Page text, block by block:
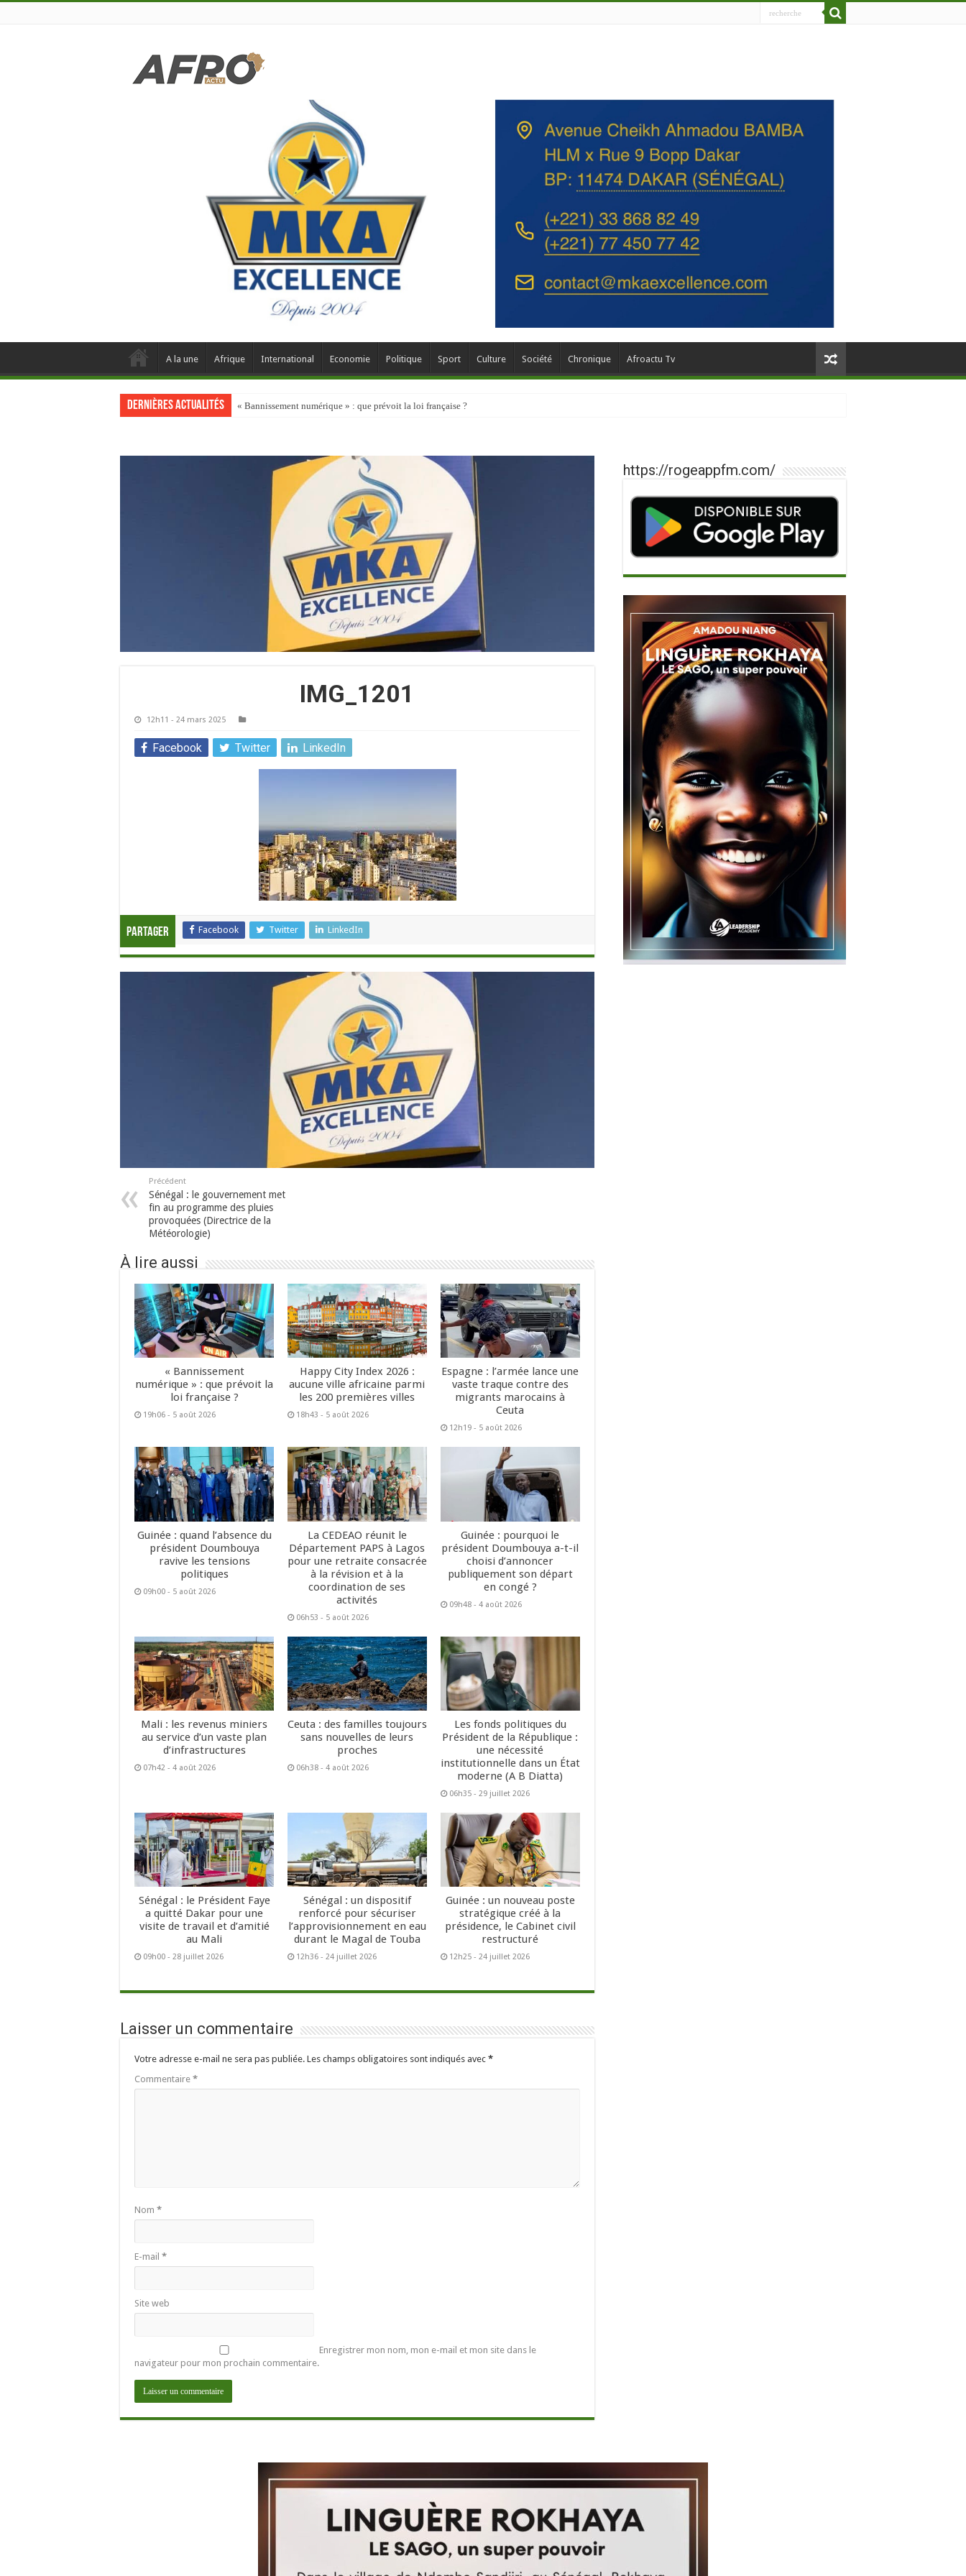
A la une Afrique International Economie Politique Sport Culture Société Chronique Afroactu Tv
Dernières actualités « Bannissement numérique » : que prévoit la loi française ?
IMG_1201
12h11 - 24 mars 2025
Facebook Twitter LinkedIn
Partager Facebook Twitter LinkedIn
Précédent
Sénégal : le gouvernement met
fin au programme des pluies
provoquées (Directrice de la
Météorologie)
À lire aussi
« Bannissement
numérique » : que prévoit la
loi française ?
19h06 - 5 août 2026
Happy City Index 2026 :
aucune ville africaine parmi
les 200 premières villes
18h43 - 5 août 2026
Espagne : l’armée lance une
vaste traque contre des
migrants marocains à
Ceuta
12h19 - 5 août 2026
Guinée : quand l’absence du
président Doumbouya
ravive les tensions
politiques
09h00 - 5 août 2026
La CEDEAO réunit le
Département PAPS à Lagos
pour une retraite consacrée
à la révision et à la
coordination de ses
activités
06h53 - 5 août 2026
Guinée : pourquoi le
président Doumbouya a-t-il
choisi d’annoncer
publiquement son départ
en congé ?
09h48 - 4 août 2026
Mali : les revenus miniers
au service d’un vaste plan
d’infrastructures
07h42 - 4 août 2026
Ceuta : des familles toujours
sans nouvelles de leurs
proches
06h38 - 4 août 2026
Les fonds politiques du
Président de la République :
une nécessité
institutionnelle dans un État
moderne (A B Diatta)
06h35 - 29 juillet 2026
Sénégal : le Président Faye
a quitté Dakar pour une
visite de travail et d’amitié
au Mali
09h00 - 28 juillet 2026
Sénégal : un dispositif
renforcé pour sécuriser
l’approvisionnement en eau
durant le Magal de Touba
12h36 - 24 juillet 2026
Guinée : un nouveau poste
stratégique créé à la
présidence, le Cabinet civil
restructuré
12h25 - 24 juillet 2026
Laisser un commentaire
Votre adresse e-mail ne sera pas publiée. Les champs obligatoires sont indiqués avec *
Commentaire *
Nom *
E-mail *
Site web
Enregistrer mon nom, mon e-mail et mon site dans le
navigateur pour mon prochain commentaire.
https://rogeappfm.com/